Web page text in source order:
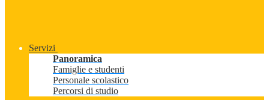
Servizi
Panoramica
Famiglie e studenti
Personale scolastico
Percorsi di studio